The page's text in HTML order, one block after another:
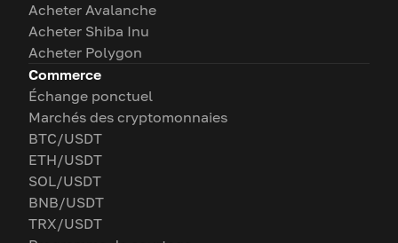
Acheter Avalanche
Acheter Shiba Inu
Acheter Polygon
Commerce
Échange ponctuel
Marchés des cryptomonnaies
BTC/USDT
ETH/USDT
SOL/USDT
BNB/USDT
TRX/USDT